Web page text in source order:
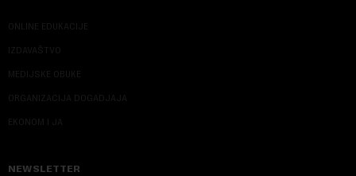
ONLINE EDUKACIJE
IZDAVAŠTVO
MEDIJSKE OBUKE
ORGANIZACIJA DOGADJAJA
EKONOM I JA
NEWSLETTER